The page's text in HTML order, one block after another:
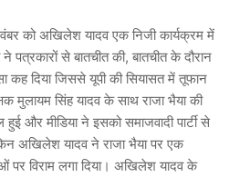
को अखिलेश यादव एक निजी कार्यक्रम में
से बातचीत की, बातचीत के दौरान
कह दिया जिससे यूपी की सियासत में तूफान
मुलायम सिंह यादव के साथ राजा भैया की
और मीडिया ने इसको समाजवादी पार्टी से
अखिलेश यादव ने राजा भैया पर एक
पर विराम लगा दिया। अखिलेश यादव के